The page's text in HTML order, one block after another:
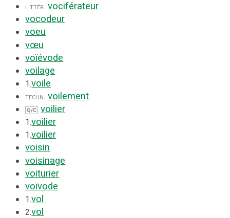
littér. vociférateur
vocodeur
voeu
vœu
voïévode
voilage
1.voile
techn. voilement
Q/C voilier
1.voilier
1.voilier
voisin
voisinage
voiturier
voïvode
1.vol
2.vol